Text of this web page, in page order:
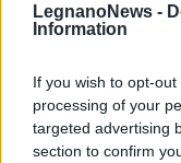
LegnanoNews -
Information
If you wish to opt-
processing of your
targeted advertising
section to confirm